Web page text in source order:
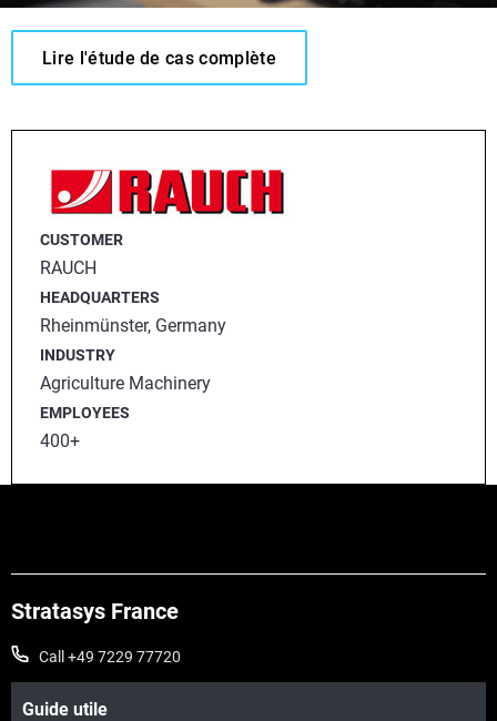
CUSTOMER
RAUCH
HEADQUARTERS
Rheinmünster, Germany
INDUSTRY
Agriculture Machinery
EMPLOYEES
400+
Lire l'étude de cas complète
Stratasys France
Call +49 7229 77720
Guide utile